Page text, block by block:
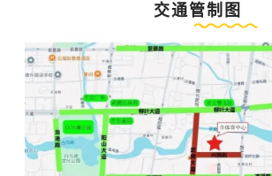
交通管制图